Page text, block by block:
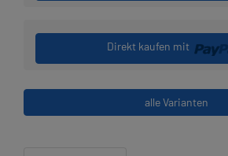
Direkt kaufen mit
alle Varianten